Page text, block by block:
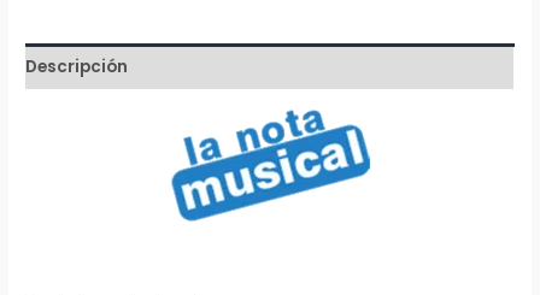
Clavija
Europea
Descripción